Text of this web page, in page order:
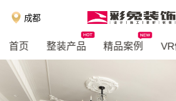
成都
首页 整装产品 精品案例